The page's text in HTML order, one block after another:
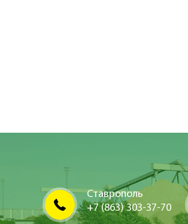
Ставрополь
+7 (863) 303-37-70